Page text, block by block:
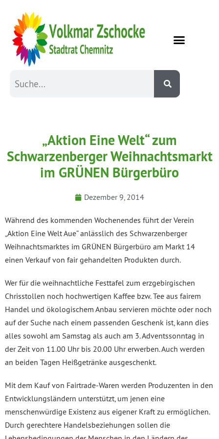
„Aktion Eine Welt“ zum
Schwarzenberger Weihnachtsmarkt
im GRÜNEN Bürgerbüro
Dezember 9, 2014
Während des kommenden Wochenendes führt der Verein
„Aktion Eine Welt Aue“ anlässlich des Schwarzenberger
Weihnachtsmarktes im GRÜNEN Bürgerbüro am Markt 14
einen Verkauf von fair gehandelten Produkten durch.
Wer für die weihnachtliche Festtafel zum erzgebirgischen
Chrisstollen noch hochwertigen Kaffee bzw. Tee aus fairem
Handel und ökologischem Anbau servieren möchte oder noch
auf der Suche nach einem passenden Geschenk ist, kann dies
alles sowohl am Samstag als auch am 3. Adventssonntag in
der Zeit von 11.00 Uhr bis 20.00 Uhr erwerben. Auch werden
an beiden Tagen Heißgetränke ausgeschenkt.
Mit dem Kauf von Fairtrade-Waren werden Produzenten in den
Entwicklungsländern unterstützt, um jenen eine
menschenwürdige Existenz aus eigener Kraft zu ermöglichen.
Durch gerechtere Handelsbeziehungen sollen die